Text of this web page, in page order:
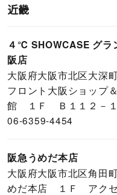
近畿
４℃ SHOWCASE グラ
阪店
大阪府大阪市北区大深
フロント大阪ショップ
館 １Ｆ Ｂ１１２－１
06-6359-4454
阪急うめだ本店
大阪府大阪市北区角田
めだ本店 １Ｆ アクセ